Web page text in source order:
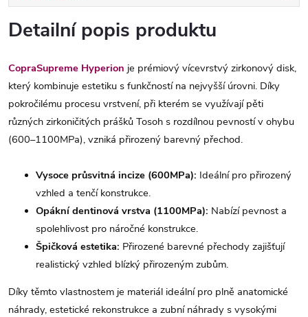
Detailní popis produktu
CopraSupreme Hyperion je prémiový vícevrstvý zirkonový disk,
který kombinuje estetiku s funkčností na nejvyšší úrovni. Díky
pokročilému procesu vrstvení, při kterém se využívají pěti
různých zirkoničitých prášků Tosoh s rozdílnou pevností v ohybu
(600–1100MPa), vzniká přirozený barevný přechod.
Vysoce průsvitná incize (600MPa): Ideální pro přirozený
vzhled a tenčí konstrukce.
Opákní dentinová vrstva (1100MPa): Nabízí pevnost a
spolehlivost pro náročné konstrukce.
Špičková estetika: Přirozené barevné přechody zajišťují
realistický vzhled blízký přirozeným zubům.
Díky těmto vlastnostem je materiál ideální pro plně anatomické
náhrady, estetické rekonstrukce a zubní náhrady s vysokými